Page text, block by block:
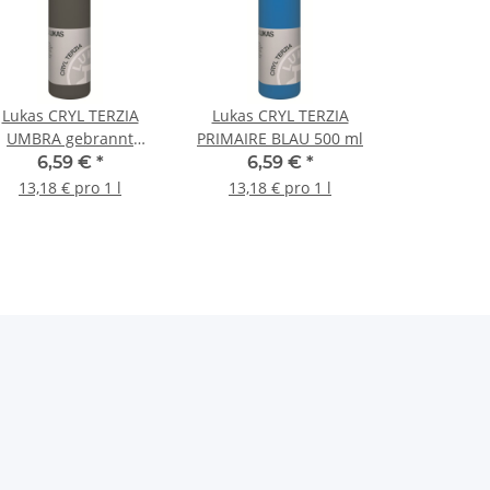
Lukas CRYL TERZIA
UMBRA gebrannt
500ml
6,59 € *
13,18 € pro 1 l
Lukas CRYL TERZIA
PRIMAIRE BLAU 500 ml
6,59 € *
13,18 € pro 1 l